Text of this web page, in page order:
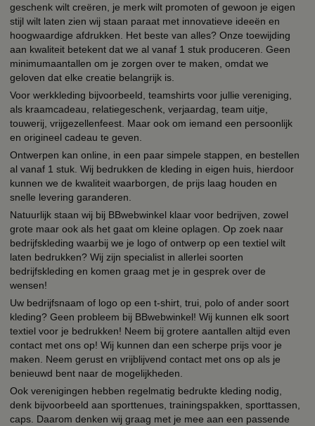
geschenk wilt creëren, je merk wilt promoten of gewoon je eigen
stijl wilt laten zien wij staan paraat met innovatieve ideeën en
hoogwaardige afdrukken. Het beste van alles? Onze toewijding
aan kwaliteit betekent dat we al vanaf 1 stuk produceren. Geen
minimumaantallen om je zorgen over te maken, omdat we
geloven dat elke creatie belangrijk is.
Voor werkkleding bijvoorbeeld, teamshirts voor jullie vereniging,
als kraamcadeau, relatiegeschenk, verjaardag, team uitje,
touwerij, vrijgezellenfeest. Maar ook om iemand een persoonlijk
en origineel cadeau te geven.
Ontwerpen kan online, in een paar simpele stappen, en bestellen
al vanaf 1 stuk. Wij bedrukken de kleding in eigen huis, hierdoor
kunnen we de kwaliteit waarborgen, de prijs laag houden en
snelle levering garanderen.
Natuurlijk staan wij bij BBwebwinkel klaar voor bedrijven, zowel
grote maar ook als het gaat om kleine oplagen. Op zoek naar
bedrijfskleding waarbij we je logo of ontwerp op een textiel wilt
laten bedrukken? Wij zijn specialist in allerlei soorten
bedrijfskleding en komen graag met je in gesprek over de
wensen!
Uw bedrijfsnaam of logo op een t-shirt, trui, polo of ander soort
kleding? Geen probleem bij BBwebwinkel! Wij kunnen elk soort
textiel voor je bedrukken! Neem bij grotere aantallen altijd even
contact met ons op! Wij kunnen dan een scherpe prijs voor je
maken. Neem gerust en vrijblijvend contact met ons op als je
benieuwd bent naar de mogelijkheden.
Ook verenigingen hebben regelmatig bedrukte kleding nodig,
denk bijvoorbeeld aan sporttenues, trainingspakken, sporttassen,
caps. Daarom denken wij graag met je mee aan een passende